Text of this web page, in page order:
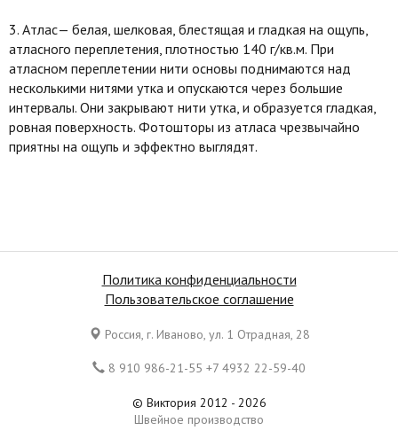
3. Атлас— белая, шелковая, блестящая и гладкая на ощупь,
атласного переплетения, плотностью 140 г/кв.м. При
атласном переплетении нити основы поднимаются над
несколькими нитями утка и опускаются через большие
интервалы. Они закрывают нити утка, и образуется гладкая,
ровная поверхность. Фотошторы из атласа чрезвычайно
приятны на ощупь и эффектно выглядят.
Политика конфиденциальности
Пользовательское соглашение
Россия, г. Иваново, ул. 1 Отрадная, 28
8 910 986-21-55 +7 4932 22-59-40
© Виктория 2012 - 2026
Швейное производство